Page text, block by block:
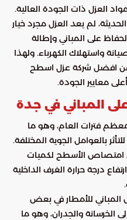
العزل ذات الجودة العالية.
لم يعد العزل مجرد خيار
على المباني وإطالة
واستهلاك الكهرباء. ولهذا
عن افضل شركة عزل اسطح
معايير الجودة.
على المباني في جدة
فترات العام، وهو ما
بالعوامل الجوية المختلفة.
امتصاص الأسطح لكميات
درجة حرارة الغرف الداخلية
المباني للأمطار في بعض
الخرسانة والجدران، وهو ما